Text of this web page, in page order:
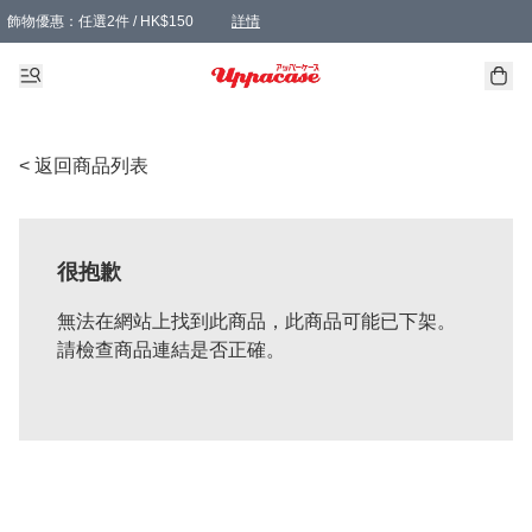
飾物優惠：任選2件 / HK$150 詳情
髮飾優惠：任選2件 / HK$100 詳情
精選襪子優惠：任選3對 / HK$115 詳情
滿額免運：本地訂單滿港幣350元可享免運費優惠
< 返回商品列表
很抱歉
無法在網站上找到此商品，此商品可能已下架。
請檢查商品連結是否正確。